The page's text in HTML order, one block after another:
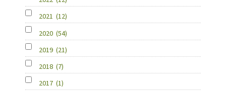
2021 (12)
2020 (54)
2019 (21)
2018 (7)
2017 (1)